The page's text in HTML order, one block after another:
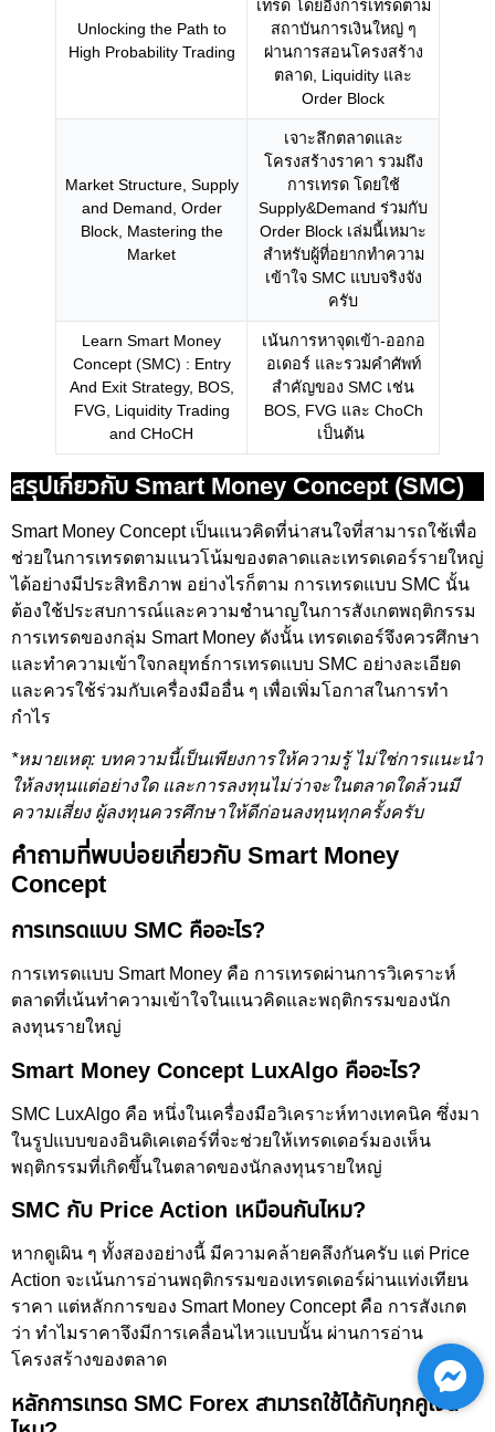
Unlocking the Path to
High Probability Trading
เทรด โดยอิงการเทรดตาม
สถาบันการเงินใหญ่ ๆ
ผ่านการสอนโครงสร้าง
ตลาด, Liquidity และ
Order Block
Market Structure, Supply
and Demand, Order
Block, Mastering the
Market
เจาะลึกตลาดและ
โครงสร้างราคา รวมถึง
การเทรด โดยใช้
Supply&Demand ร่วมกับ
Order Block เล่มนี้เหมาะ
สำหรับผู้ที่อยากทำความ
เข้าใจ SMC แบบจริงจัง
ครับ
Learn Smart Money
Concept (SMC) : Entry
And Exit Strategy, BOS,
FVG, Liquidity Trading
and CHoCH
เน้นการหาจุดเข้า-ออกอ
อเดอร์ และรวมคำศัพท์
สำคัญของ SMC เช่น
BOS, FVG และ ChoCh
เป็นต้น
สรุปเกี่ยวกับ Smart Money Concept (SMC)
Smart Money Concept เป็นแนวคิดที่น่าสนใจที่สามารถใช้เพื่อ
ช่วยในการเทรดตามแนวโน้มของตลาดและเทรดเดอร์รายใหญ่
ได้อย่างมีประสิทธิภาพ อย่างไรก็ตาม การเทรดแบบ SMC นั้น
ต้องใช้ประสบการณ์และความชำนาญในการสังเกตพฤติกรรม
การเทรดของกลุ่ม Smart Money ดังนั้น เทรดเดอร์จึงควรศึกษา
และทำความเข้าใจกลยุทธ์การเทรดแบบ SMC อย่างละเอียด
และควรใช้ร่วมกับเครื่องมืออื่น ๆ เพื่อเพิ่มโอกาสในการทำ
กำไร
*หมายเหตุ: บทความนี้เป็นเพียงการให้ความรู้ ไม่ใช่การแนะนำ
ให้ลงทุนแต่อย่างใด และการลงทุนไม่ว่าจะในตลาดใดล้วนมี
ความเสี่ยง ผู้ลงทุนควรศึกษาให้ดีก่อนลงทุนทุกครั้งครับ
คำถามที่พบบ่อยเกี่ยวกับ Smart Money
Concept
การเทรดแบบ SMC คืออะไร?
การเทรดแบบ Smart Money คือ การเทรดผ่านการวิเคราะห์
ตลาดที่เน้นทำความเข้าใจในแนวคิดและพฤติกรรมของนัก
ลงทุนรายใหญ่
Smart Money Concept LuxAlgo คืออะไร?
SMC LuxAlgo คือ หนึ่งในเครื่องมือวิเคราะห์ทางเทคนิค ซึ่งมา
ในรูปแบบของอินดิเคเตอร์ที่จะช่วยให้เทรดเดอร์มองเห็น
พฤติกรรมที่เกิดขึ้นในตลาดของนักลงทุนรายใหญ่
SMC กับ Price Action เหมือนกันไหม?
หากดูเผิน ๆ ทั้งสองอย่างนี้ มีความคล้ายคลึงกันครับ แต่ Price
Action จะเน้นการอ่านพฤติกรรมของเทรดเดอร์ผ่านแท่งเทียน
ราคา แต่หลักการของ Smart Money Concept คือ การสังเกต
ว่า ทำไมราคาจึงมีการเคลื่อนไหวแบบนั้น ผ่านการอ่าน
โครงสร้างของตลาด
หลักการเทรด SMC Forex สามารถใช้ได้กับทุกคู่เงิน